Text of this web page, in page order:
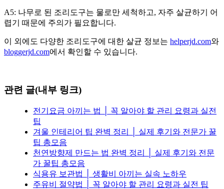
A5: 나무로 된 조리도구는 물로만 세척하고, 자주 살균하기 어
렵기 때문에 주의가 필요합니다.
이 외에도 다양한 조리도구에 대한 살균 정보는 helperjd.com와
bloggerjd.com에서 확인할 수 있습니다.
관련 글(내부 링크)
전기요금 아끼는 법 │ 꼭 알아야 할 관리 요령과 실전
팁
겨울 인테리어 팁 완벽 정리 │ 실제 후기와 전문가 꿀
팁 총모음
천연방향제 만드는 법 완벽 정리 │ 실제 후기와 전문
가 꿀팁 총모음
식용유 보관법 │ 생활비 아끼는 실속 노하우
주유비 절약법 │ 꼭 알아야 할 관리 요령과 실전 팁